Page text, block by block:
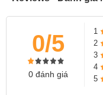
0/5
0 đánh giá
1
2
3
4
5